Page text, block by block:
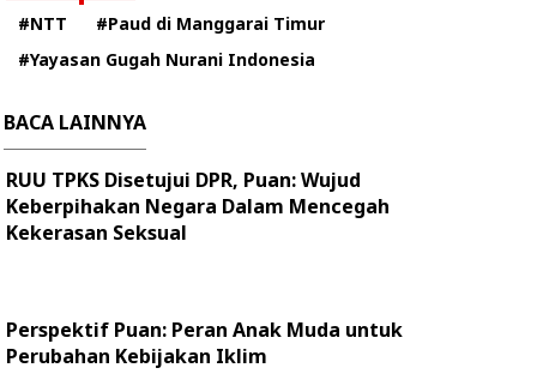
#NTT
#Paud di Manggarai Timur
#Yayasan Gugah Nurani Indonesia
BACA LAINNYA
RUU TPKS Disetujui DPR, Puan: Wujud
Keberpihakan Negara Dalam Mencegah
Kekerasan Seksual
Perspektif Puan: Peran Anak Muda untuk
Perubahan Kebijakan Iklim